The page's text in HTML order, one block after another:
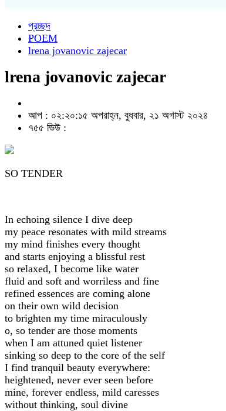
প্রচ্ছদ
POEM
lrena jovanovic zajecar
lrena jovanovic zajecar
আপ : ০২:২০:১৫ অপরাহ্ন, বুধবার, ২১ অগাস্ট ২০২৪
৭৫৫ ভিউ :
SO TENDER
In echoing silence I dive deep
my peace resonates with mild streams
my mind finishes every thought
and starts enjoying a blissful rest
so relaxed, I become like water
fluid and soft and worriless and fine
refined essences are coming alone
on their own wild decision
to brighten my time miraculously
o, so tender are those moments
when I am attuned quiet listener
sinking so deep to the core of the self
I find tranquil beauty everywhere:
heightened, never ever seen before
mine, forever endless, mild caresses
without thinking, soul divine